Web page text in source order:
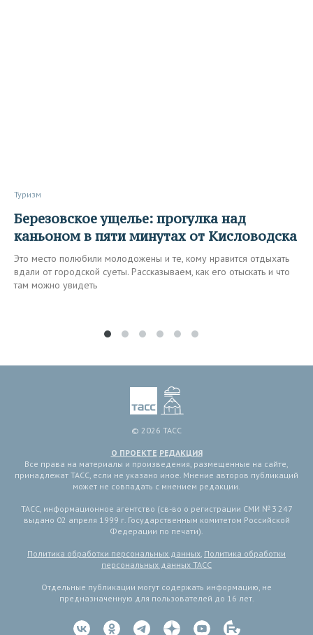
Туризм
Березовское ущелье: прогулка над
каньоном в пяти минутах от Кисловодска
Это место полюбили молодожены и те, кому нравится отдыхать
вдали от городской суеты. Рассказываем, как его отыскать и что
там можно увидеть
© 2026 ТАСС
О ПРОЕКТЕ РЕДАКЦИЯ
Все права на материалы и произведения, размещенные на сайте,
принадлежат ТАСС, если не указано иное. Мнение авторов публикаций
может не совпадать с мнением редакции.
ТАСС, информационное агентство (св-во о регистрации СМИ № 3 247
выдано 02 апреля 1999 г. Государственным комитетом Российской
Федерации по печати).
Политика обработки персональных данных Политика обработки
персональных данных ТАСС
Отдельные публикации могут содержать информацию, не
предназначенную для пользователей до 16 лет.